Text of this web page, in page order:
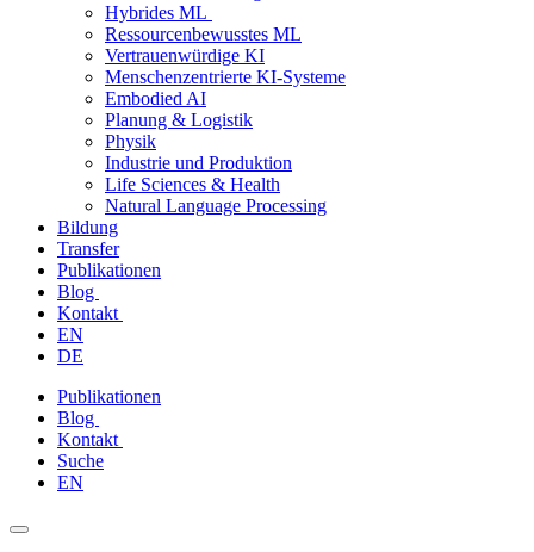
Hybrides ML
Ressourcenbewusstes ML
Vertrauenwürdige KI
Menschenzentrierte KI-Systeme
Embodied AI
Planung & Logistik
Physik
Industrie und Produktion
Life Sciences & Health
Natural Language Processing
Bildung
Transfer
Publikationen
Blog
Kontakt
EN
DE
Zum
Inhalt
springen
Publikationen
Blog
Kontakt
Suche
EN